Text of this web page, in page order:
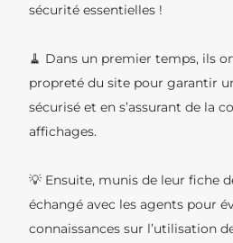
sécurité essentielles !
🧹 Dans un premier temps, ils
propreté du site pour garantir
sécurisé et en s’assurant de la
affichages.
💡 Ensuite, munis de leur fiche
échangé avec les agents pour
connaissances sur l’utilisation